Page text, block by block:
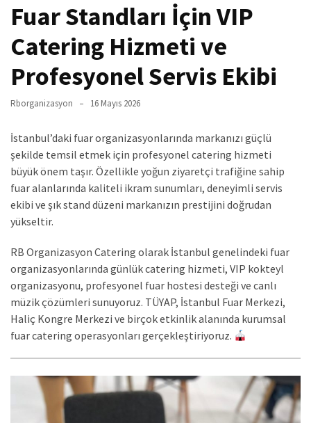
Fuar Standları İçin VIP
Catering Hizmeti ve
Profesyonel Servis Ekibi
Rborganizasyon 16 Mayıs 2026
İstanbul’daki fuar organizasyonlarında markanızı güçlü
şekilde temsil etmek için profesyonel catering hizmeti
büyük önem taşır. Özellikle yoğun ziyaretçi trafiğine sahip
fuar alanlarında kaliteli ikram sunumları, deneyimli servis
ekibi ve şık stand düzeni markanızın prestijini doğrudan
yükseltir.
RB Organizasyon Catering olarak İstanbul genelindeki fuar
organizasyonlarında günlük catering hizmeti, VIP kokteyl
organizasyonu, profesyonel fuar hostesi desteği ve canlı
müzik çözümleri sunuyoruz. TÜYAP, İstanbul Fuar Merkezi,
Haliç Kongre Merkezi ve birçok etkinlik alanında kurumsal
fuar catering operasyonları gerçekleştiriyoruz.